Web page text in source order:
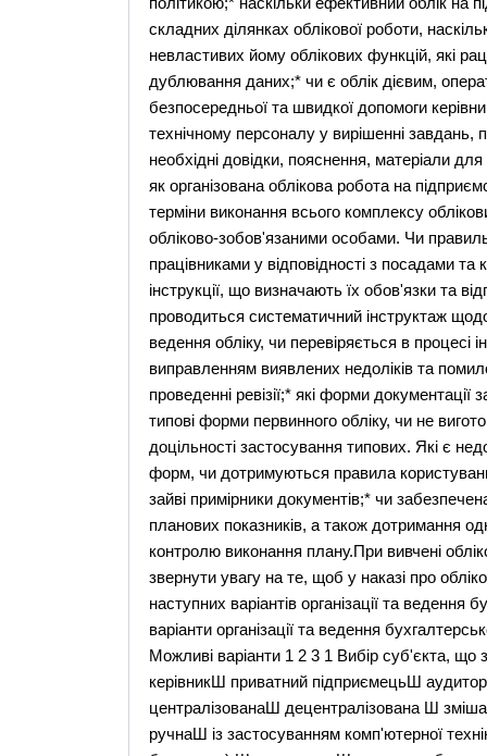
складних ділянках облікової роботи,
невластивих йому облікових функцій, які
дублювання даних;* чи є облік дієвим,
безпосередньої та швидкої допомоги
технічному персоналу у вирішенні
необхідні довідки, пояснення, матеріали
як організована облікова робота на
терміни виконання всього комплексу
обліково-зобов'язаними особами. Чи
працівниками у відповідності з посадами
інструкції, що визначають їх обов'язки та
проводиться систематичний інструктаж
ведення обліку, чи перевіряється в процесі
виправленням виявлених недоліків та
проведенні ревізії;* які форми
типові форми первинного обліку, чи не
доцільності застосування типових. Які є
форм, чи дотримуються правила
зайві примірники документів;* чи
планових показників, а також дотримання
контролю виконання плану.При вивчені
звернути увагу на те, щоб у наказі про
наступних варіантів організації та
варіанти організації та ведення
Можливі варіанти 1 2 3 1 Вибір суб'єкта,
керівникШ приватний підприємецьШ
централізованаШ децентралізована Ш
ручнаШ із застосуванням комп'ютерної